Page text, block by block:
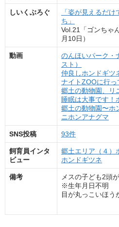
しいくぶろぐ
「姿が見えるだ
ち」
Vol.21「ゴンちゃ
月10日）
動画
のんほいパーク・
スト）
仲良しホンドギツ
ナイトZOOに行っ
郷土の動物園、リ
睡眠は大事です！
郷土の動物園〜ホ
ニホンアナグマ
SNS投稿 93件
飼育員インタ
ビュー
郷土エリア（４）
ホンドギツネ
備考
メスの子ども2頭
※生年月日不明
目が丸っこいほう